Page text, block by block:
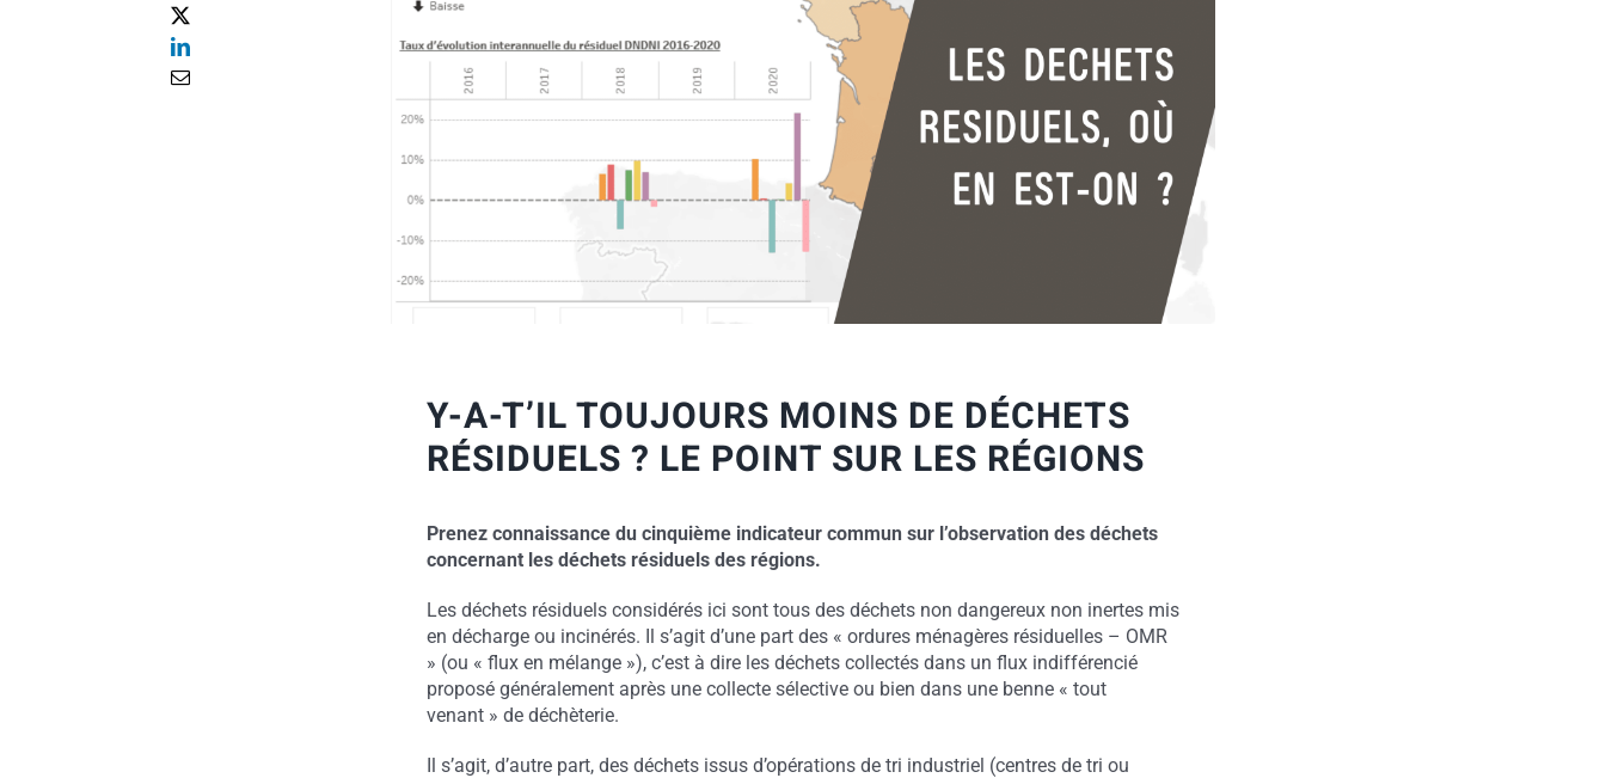
Y-A-T’IL TOUJOURS MOINS DE DÉCHETS
RÉSIDUELS ? LE POINT SUR LES RÉGIONS
Prenez connaissance du cinquième indicateur commun sur l’observation des déchets
concernant les déchets résiduels des régions.
Les déchets résiduels considérés ici sont tous des déchets non dangereux non inertes mis
en décharge ou incinérés. Il s’agit d’une part des « ordures ménagères résiduelles – OMR
» (ou « flux en mélange »), c’est à dire les déchets collectés dans un flux indifférencié
proposé généralement après une collecte sélective ou bien dans une benne « tout
venant » de déchèterie.
Il s’agit, d’autre part, des déchets issus d’opérations de tri industriel (centres de tri ou